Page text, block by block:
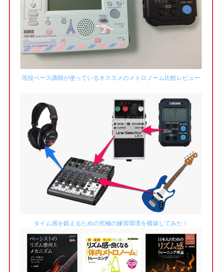
現役ベース講師が使っているオススメのメトロノーム比較レビュー
タイム感を鍛えるための究極の練習環境を構築してみた！